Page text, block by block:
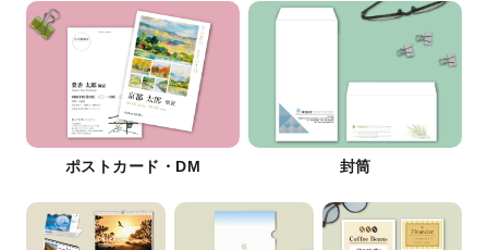
ポストカード・DM 封筒